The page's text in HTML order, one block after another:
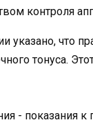
контроля
указано, что
тонуса.